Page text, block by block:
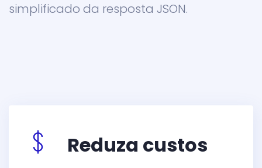
simplificado da resposta JSON.
Reduza custos